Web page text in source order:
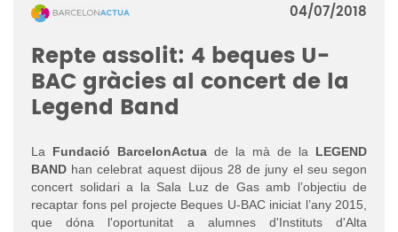
04/07/2018
Repte assolit: 4 beques U-
BAC gràcies al concert de la
Legend Band
La Fundació BarcelonActua de la mà de la LEGEND
BAND han celebrat aquest dijous 28 de juny el seu segon
concert solidari a la Sala Luz de Gas amb l’objectiu de
recaptar fons pel projecte Beques U-BAC iniciat l’any 2015,
que dóna l'oportunitat a alumnes d'Instituts d'Alta